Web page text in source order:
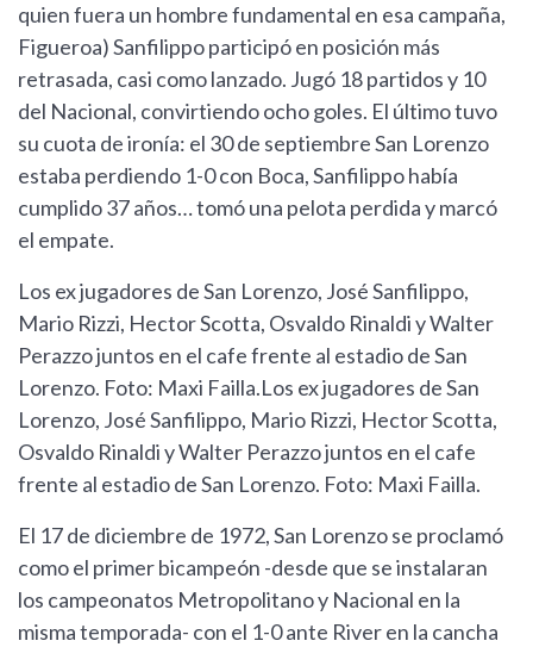
quien fuera un hombre fundamental en esa campaña,
Figueroa) Sanfilippo participó en posición más
retrasada, casi como lanzado. Jugó 18 partidos y 10
del Nacional, convirtiendo ocho goles. El último tuvo
su cuota de ironía: el 30 de septiembre San Lorenzo
estaba perdiendo 1-0 con Boca, Sanfilippo había
cumplido 37 años… tomó una pelota perdida y marcó
el empate.
Los ex jugadores de San Lorenzo, José Sanfilippo,
Mario Rizzi, Hector Scotta, Osvaldo Rinaldi y Walter
Perazzo juntos en el cafe frente al estadio de San
Lorenzo. Foto: Maxi Failla.Los ex jugadores de San
Lorenzo, José Sanfilippo, Mario Rizzi, Hector Scotta,
Osvaldo Rinaldi y Walter Perazzo juntos en el cafe
frente al estadio de San Lorenzo. Foto: Maxi Failla.
El 17 de diciembre de 1972, San Lorenzo se proclamó
como el primer bicampeón -desde que se instalaran
los campeonatos Metropolitano y Nacional en la
misma temporada- con el 1-0 ante River en la cancha